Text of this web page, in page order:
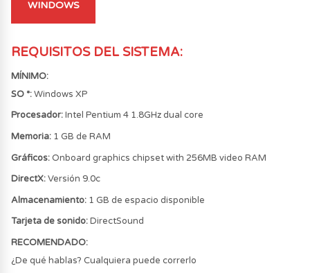
WINDOWS
REQUISITOS DEL SISTEMA:
MÍNIMO:
SO *:Windows XP
Procesador:Intel Pentium 4 1.8GHz dual core
Memoria: 1 GB de RAM
Gráficos:Onboard graphics chipset with 256MB video RAM
DirectX:Versión 9.0c
Almacenamiento: 1 GB de espacio disponible
Tarjeta de sonido:DirectSound
RECOMENDADO:
¿De qué hablas? Cualquiera puede correrlo